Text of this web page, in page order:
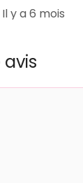
Il y a 6 mois